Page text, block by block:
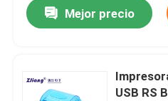
Mejor precio
USB RS